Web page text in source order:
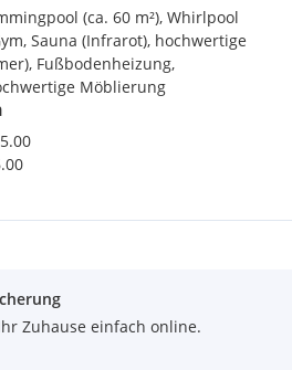
(ca. 60 m²), Whirlpool
Sauna (Infrarot), hochwertige
Fußbodenheizung,
Möblierung
Zuhause einfach online.